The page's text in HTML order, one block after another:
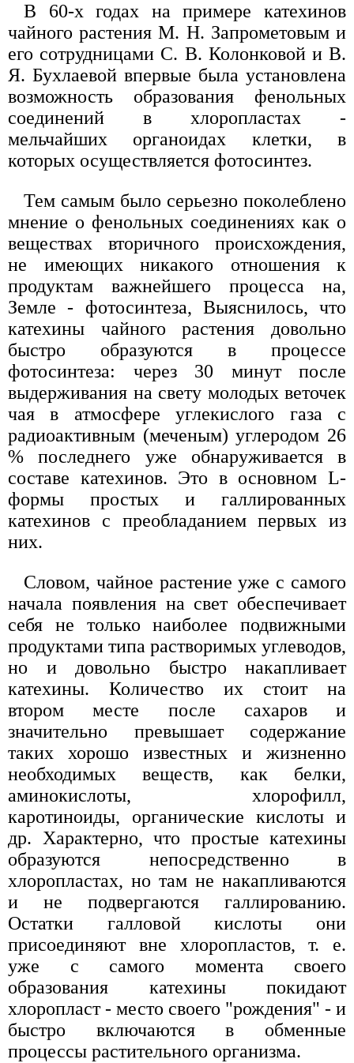
В 60-х годах на примере катехинов
чайного растения М. Н. Запрометовым и
его сотрудницами С. В. Колонковой и В.
Я. Бухлаевой впервые была установлена
возможность образования фенольных
соединений в хлоропластах -
мельчайших органоидах клетки, в
которых осуществляется фотосинтез.
Тем самым было серьезно поколеблено
мнение о фенольных соединениях как о
веществах вторичного происхождения,
не имеющих никакого отношения к
продуктам важнейшего процесса на,
Земле - фотосинтеза, Выяснилось, что
катехины чайного растения довольно
быстро образуются в процессе
фотосинтеза: через 30 минут после
выдерживания на свету молодых веточек
чая в атмосфере углекислого газа с
радиоактивным (меченым) углеродом 26
% последнего уже обнаруживается в
составе катехинов. Это в основном L-
формы простых и галлированных
катехинов с преобладанием первых из
них.
Словом, чайное растение уже с самого
начала появления на свет обеспечивает
себя не только наиболее подвижными
продуктами типа растворимых углеводов,
но и довольно быстро накапливает
катехины. Количество их стоит на
втором месте после сахаров и
значительно превышает содержание
таких хорошо известных и жизненно
необходимых веществ, как белки,
аминокислоты, хлорофилл,
каротиноиды, органические кислоты и
др. Характерно, что простые катехины
образуются непосредственно в
хлоропластах, но там не накапливаются
и не подвергаются галлированию.
Остатки галловой кислоты они
присоединяют вне хлоропластов, т. е.
уже с самого момента своего
образования катехины покидают
хлоропласт - место своего "рождения" - и
быстро включаются в обменные
процессы растительного организма.